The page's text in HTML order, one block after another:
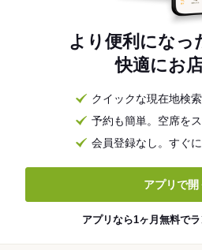
より便利になっ
快適にお
クイックな現在地検
予約も簡単。空席を
会員登録なし。すぐ
アプリで開
アプリなら1ヶ月無料でラ